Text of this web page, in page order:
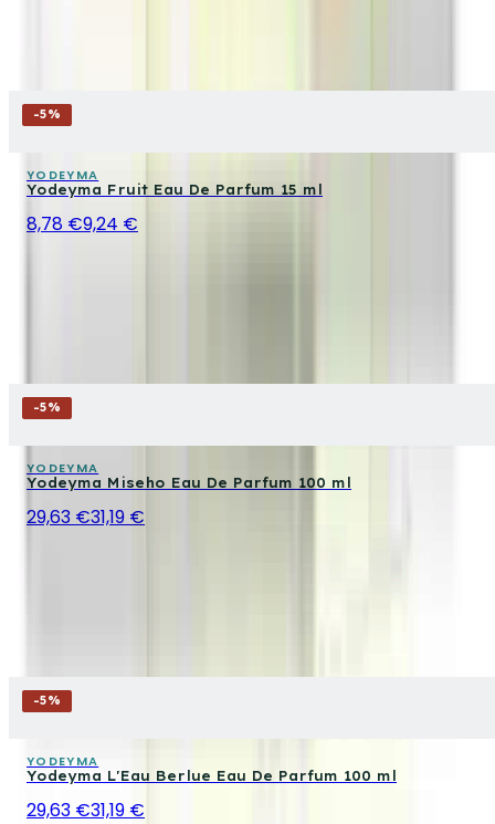
-5%
YODEYMA
Yodeyma Fruit Eau De Parfum 15 ml
8,78 €9,24 €
-5%
YODEYMA
Yodeyma Miseho Eau De Parfum 100 ml
29,63 €31,19 €
-5%
YODEYMA
Yodeyma L'Eau Berlue Eau De Parfum 100 ml
29,63 €31,19 €